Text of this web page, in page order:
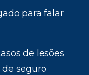
para falar
de lesões
seguro